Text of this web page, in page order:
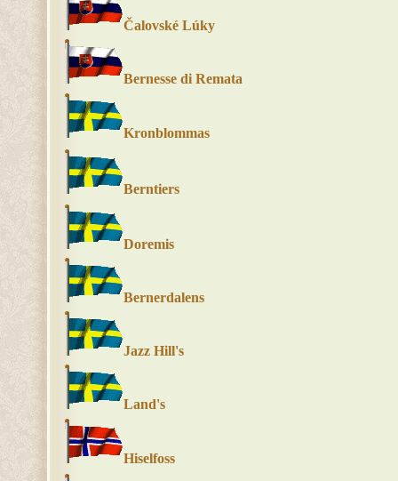
Čalovské Lúky
Bernesse di Remata
Kronblommas
Berntiers
Doremis
Bernerdalens
Jazz Hill's
Land's
Hiselfoss